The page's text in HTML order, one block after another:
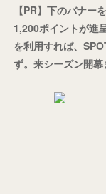
【PR】下のバナー
1,200ポイントが進
を利用すれば、
ず。来シーズン開幕